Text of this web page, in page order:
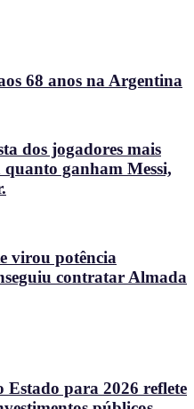
68 anos na Argentina
dos jogadores mais
ganham Messi,
virou potência
contratar Almada
Estado para 2026 reflete